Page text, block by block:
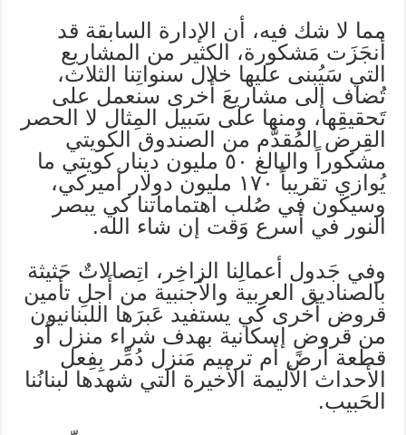
مما لا شك فيه، أن الإدارة السابقة قد
أنجَزَت مَشكورة، الكثير من المشاريع
التي سَيُبنى عليها خلال سنواتِنا الثلاث،
تُضاف إلى مشاريعَ أخرى سنعمل على
تَحقيقِها، ومنها على سَبيل المِثال لا الحصر
القِرض المُقدَّم من الصندوق الكويتي
مشكوراً والبالغ ٥٠ مليون دينار كويتي ما
يُوازي تقريباً ١٧٠ مليون دولار أميركي،
وسيكون في صُلب اهتماماتنا كي يبصر
النور في أسرع وَقت إن شاء الله.
وفي جَدول أعمالِنا الزاخِر، اتِصالاتٌ حَثيثة
بالصناديق العربية والأجنبية من أَجلِ تأمين
قروض أخرى كي يستفيد عَبرَها اللبنانيون
من قروضٍ إسكانية بهدف شراء منزل أو
قطعة أرض أم ترميم مَنزل دُمِّر بِفِعل
الأحداث الأليمة الأخيرة التي شهدها لبنانُنا
الحَبيب.